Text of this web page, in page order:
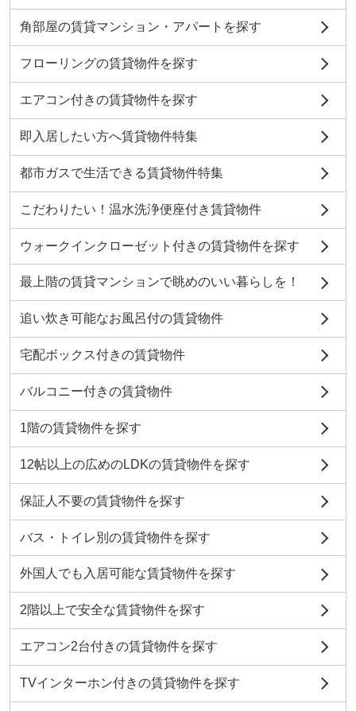
角部屋の賃貸マンション・アパートを探す
フローリングの賃貸物件を探す
エアコン付きの賃貸物件を探す
即入居したい方へ賃貸物件特集
都市ガスで生活できる賃貸物件特集
こだわりたい！温水洗浄便座付き賃貸物件
ウォークインクローゼット付きの賃貸物件を探す
最上階の賃貸マンションで眺めのいい暮らしを！
追い炊き可能なお風呂付の賃貸物件
宅配ボックス付きの賃貸物件
バルコニー付きの賃貸物件
1階の賃貸物件を探す
12帖以上の広めのLDKの賃貸物件を探す
保証人不要の賃貸物件を探す
バス・トイレ別の賃貸物件を探す
外国人でも入居可能な賃貸物件を探す
2階以上で安全な賃貸物件を探す
エアコン2台付きの賃貸物件を探す
TVインターホン付きの賃貸物件を探す